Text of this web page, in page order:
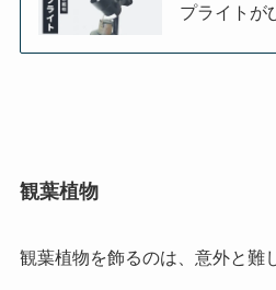
プライトが
観葉植物
観葉植物を飾るのは、意外と難